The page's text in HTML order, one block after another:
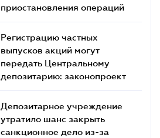
приостановления операций
Регистрацию частных
выпусков акций могут
передать Центральному
депозитарию: законопроект
Депозитарное учреждение
утратило шанс закрыть
санкционное дело из-за